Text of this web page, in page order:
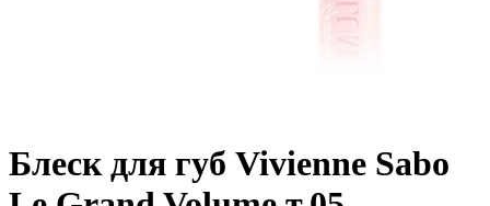
Блеск для губ Vivienne Sabo